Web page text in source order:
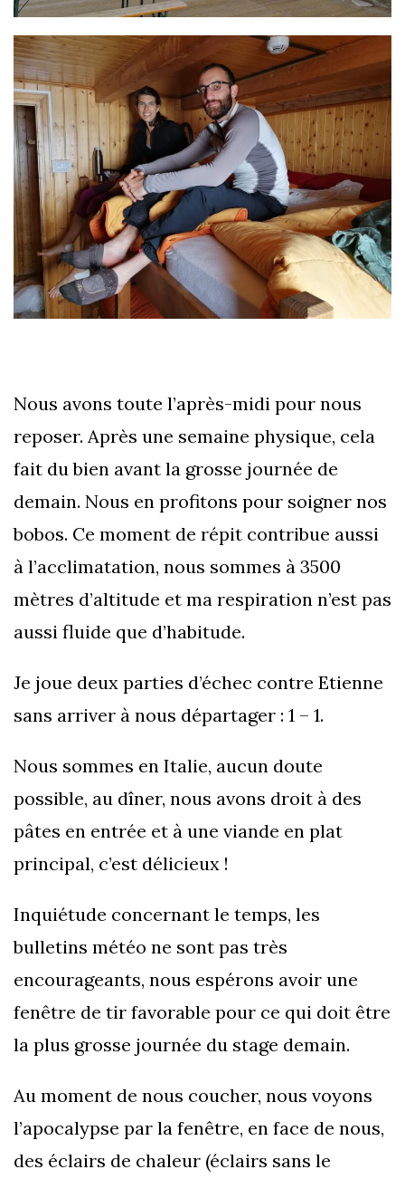
Nous avons toute l’après-midi pour nous
reposer. Après une semaine physique, cela
fait du bien avant la grosse journée de
demain. Nous en profitons pour soigner nos
bobos. Ce moment de répit contribue aussi
à l’acclimatation, nous sommes à 3500
mètres d’altitude et ma respiration n’est pas
aussi fluide que d’habitude.
Je joue deux parties d’échec contre Etienne
sans arriver à nous départager : 1 – 1.
Nous sommes en Italie, aucun doute
possible, au dîner, nous avons droit à des
pâtes en entrée et à une viande en plat
principal, c’est délicieux !
Inquiétude concernant le temps, les
bulletins météo ne sont pas très
encourageants, nous espérons avoir une
fenêtre de tir favorable pour ce qui doit être
la plus grosse journée du stage demain.
Au moment de nous coucher, nous voyons
l’apocalypse par la fenêtre, en face de nous,
des éclairs de chaleur (éclairs sans le